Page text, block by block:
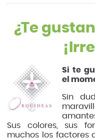
¿Te
Si te
el
Sin
Sus colores, sus
muchos los factores